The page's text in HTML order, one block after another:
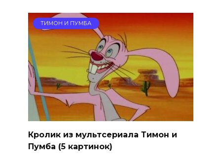
ТИМОН И ПУМБА
Кролик из мультсериала Тимон и
Пумба (5 картинок)